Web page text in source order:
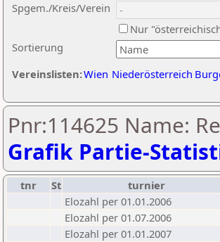
Sortierung
Spgem./Kreis/Verein
Nur
Vereinslisten:Wien Niederösterreich
Pnr:114625 Name:
Grafik Partie-
tnr St turnier
Elozahl per 01.01.2006
Elozahl per 01.07.2006
Elozahl per 01.01.2007